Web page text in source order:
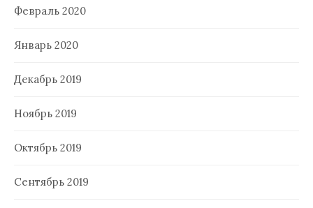
Февраль 2020
Январь 2020
Декабрь 2019
Ноябрь 2019
Октябрь 2019
Сентябрь 2019